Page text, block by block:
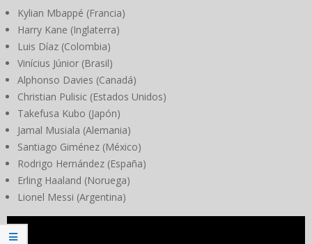
Kylian Mbappé (Francia)
Harry Kane (Inglaterra)
Luis Díaz (Colombia)
Vinícius Júnior (Brasil)
Alphonso Davies (Canadá)
Christian Pulisic (Estados Unidos)
Takefusa Kubo (Japón)
Jamal Musiala (Alemania)
Santiago Giménez (México)
Rodrigo Hernández (España)
Erling Haaland (Noruega)
Lionel Messi (Argentina)